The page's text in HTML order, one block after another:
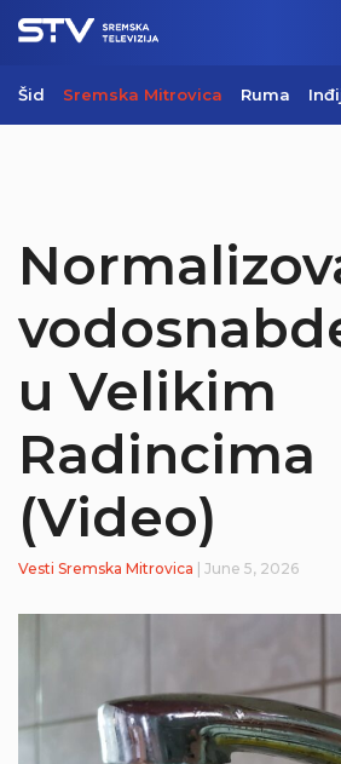
Šid Sremska Mitrovica Ruma
u Velikim
Radincima
(Video)
Vesti Sremska Mitrovica | June 5, 2026